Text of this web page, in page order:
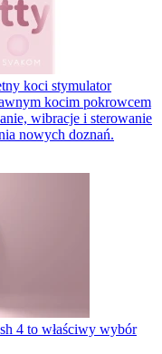
koci stymulator
kocim pokrowcem
wibracje i sterowanie
nowych doznań.
4 to właściwy wybór